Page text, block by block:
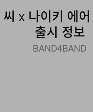
x 나이키 에
출시 정보
BAND4BAND